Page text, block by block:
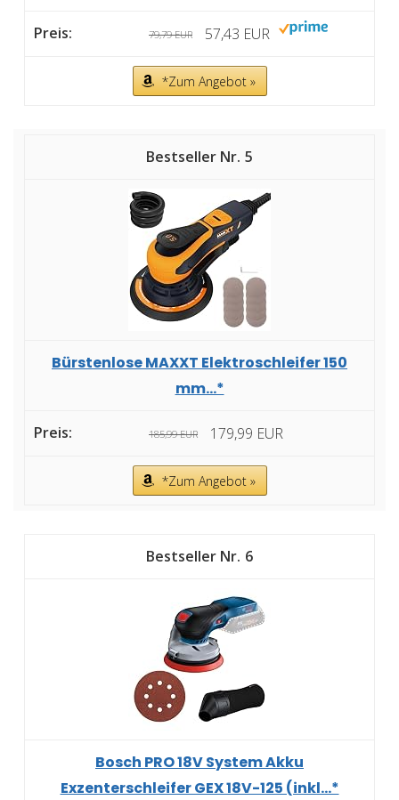
79,79 EUR 57,43 EUR
*Zum Angebot »
5
Bürstenlose MAXXT Elektroschleifer 150
mm...*
185,99 EUR 179,99 EUR
*Zum Angebot »
6
Bosch PRO 18V System Akku
Exzenterschleifer GEX 18V-125 (inkl...*